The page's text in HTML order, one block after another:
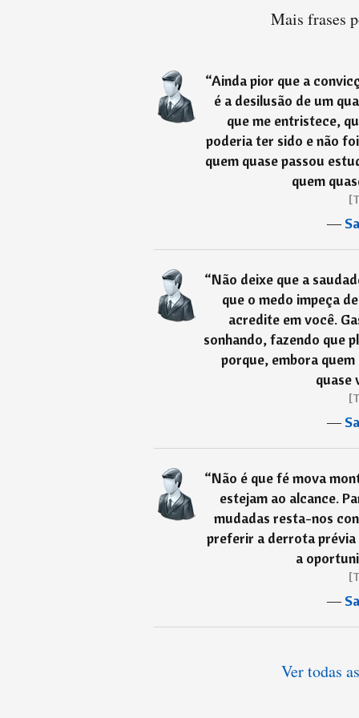
Mais frases
“Ainda pior que a
é a desilusão de um
que me entristece,
poderia ter sido e não
quem quase passou
quem
―
“Não deixe que a
que o medo impeça
acredite em você.
sonhando, fazendo que
porque, embora
quase
―
“Não é que fé mova
estejam ao alcance.
mudadas resta-nos
preferir a derrota
a
―
Ver todas